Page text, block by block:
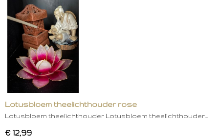
Lotusbloem theelichthouder rose
Lotusbloem theelichthouder Lotusbloem theelichthouder…
€ 12,99